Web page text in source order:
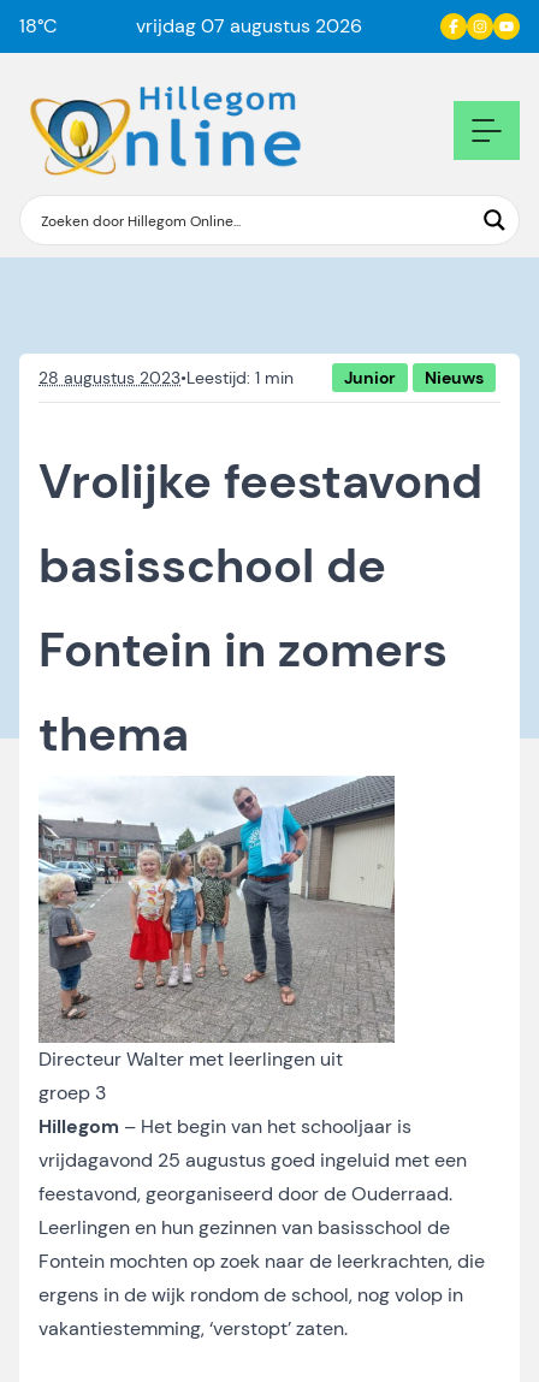
18°C vrijdag 07 augustus 2026
28 augustus 2023• Junior Nieuws
Vrolijke feestavond
basisschool de
Fontein in zomers
thema
Directeur Walter met leerlingen uit
groep 3
Hillegom – Het begin van het schooljaar is
vrijdagavond 25 augustus goed ingeluid met een
feestavond, georganiseerd door de Ouderraad.
Leerlingen en hun gezinnen van basisschool de
Fontein mochten op zoek naar de leerkrachten, die
ergens in de wijk rondom de school, nog volop in
vakantiestemming, ‘verstopt’ zaten.